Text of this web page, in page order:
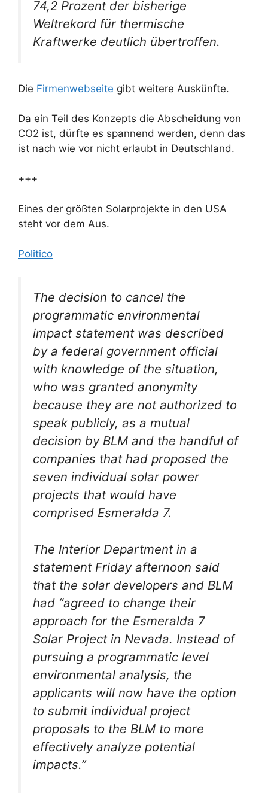
74,2 Prozent der bisherige
Weltrekord für thermische
Kraftwerke deutlich übertroffen.
Die Firmenwebseite gibt weitere Auskünfte.
Da ein Teil des Konzepts die Abscheidung von
CO2 ist, dürfte es spannend werden, denn das
ist nach wie vor nicht erlaubt in Deutschland.
+++
Eines der größten Solarprojekte in den USA
steht vor dem Aus.
Politico
The decision to cancel the
programmatic environmental
impact statement was described
by a federal government official
with knowledge of the situation,
who was granted anonymity
because they are not authorized to
speak publicly, as a mutual
decision by BLM and the handful of
companies that had proposed the
seven individual solar power
projects that would have
comprised Esmeralda 7.
The Interior Department in a
statement Friday afternoon said
that the solar developers and BLM
had “agreed to change their
approach for the Esmeralda 7
Solar Project in Nevada. Instead of
pursuing a programmatic level
environmental analysis, the
applicants will now have the option
to submit individual project
proposals to the BLM to more
effectively analyze potential
impacts.”